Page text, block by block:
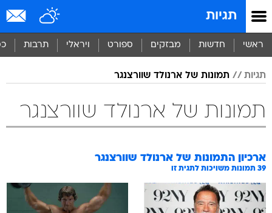
תגיות
ראשי חדשות מבזקים ספורט ויראלי תרבות
תגיות תמונות של ארנולד שוורצנגר
תמונות של ארנולד שוורצנגר
ארכיון התמונות של ארנולד שוורצנגר
39 תמונות משויכות לתגית זו